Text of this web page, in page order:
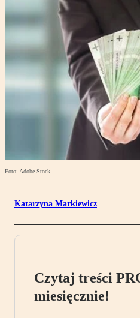
Foto: Adobe Stock
Katarzyna Markiewicz
Czytaj treści
miesięcznie!